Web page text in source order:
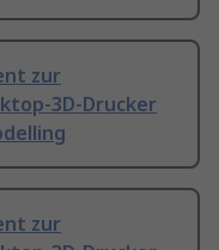
zur
3D-Drucker
zur